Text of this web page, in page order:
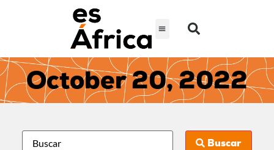
October 20, 2022
Buscar